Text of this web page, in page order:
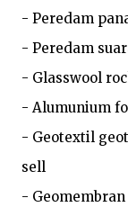
- Peredam
- Peredam
- Glasswool
- Alumunium
- Geotextil
sell
-